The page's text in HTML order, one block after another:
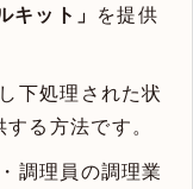
キット」
を提供
下処理された状
る方法です。
調理員の調理業